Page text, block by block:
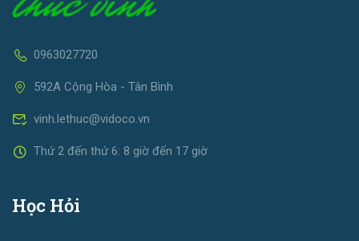
0963027720
592A Cộng Hòa - Tân Bình
vinh.lethuc@vidoco.vn
Thứ 2 đến thứ 6: 8 giờ đến 17 giờ
Học Hỏi